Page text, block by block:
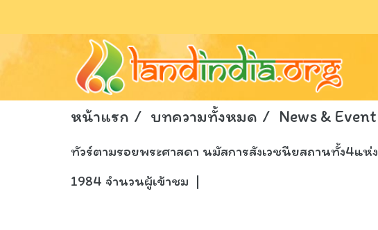
หน้าแรก บทความทั้งหมด News & Event
ทัวร์ตามรอยพระศาสดา นมัสการสังเวชนียสถานทั้ง4แห่ง
1984 จำนวนผู้เข้าชม |